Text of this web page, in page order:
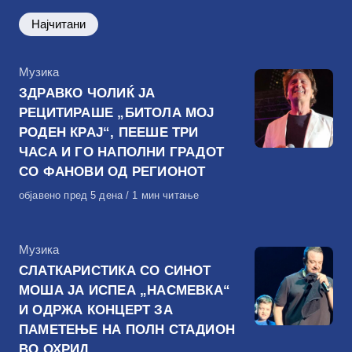
Најчитани
КАтегорија
Музика
ЗДРАВКО ЧОЛИЌ ЈА
РЕЦИТИРАШЕ „БИТОЛА МОЈ
РОДЕН КРАЈ“, ПЕЕШЕ ТРИ
ЧАСА И ГО НАПОЛНИ ГРАДОТ
СО ФАНОВИ ОД РЕГИОНОТ
Објавено
објавено пред 5 дена 1 мин читање
КАтегорија
Музика
СЛАТКАРИСТИКА СО СИНОТ
МОША ЈА ИСПЕА „НАСМЕВКА“
И ОДРЖА КОНЦЕРТ ЗА
ПАМЕТЕЊЕ НА ПОЛН СТАДИОН